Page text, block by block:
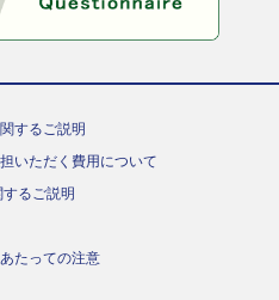
するご説明
いただく費用について
るご説明
たっての注意